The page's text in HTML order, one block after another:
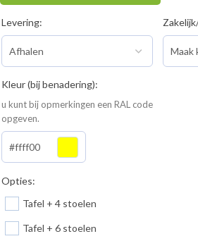
Levering:
Kleur (bij benadering):
u kunt bij opmerkingen een RAL code
opgeven.
#ffff00
Opties:
Tafel + 4 stoelen
Tafel + 6 stoelen